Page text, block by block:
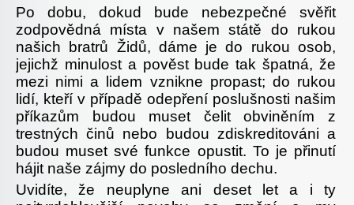
Po dobu, dokud bude nebezpečné svěřit
zodpovědná místa v našem státě do rukou
našich bratrů Židů, dáme je do rukou osob,
jejichž minulost a pověst bude tak špatná, že
mezi nimi a lidem vznikne propast; do rukou
lidí, kteří v případě odepření poslušnosti našim
příkazům budou muset čelit obviněním z
trestných činů nebo budou zdiskreditováni a
budou muset své funkce opustit. To je přinutí
hájit naše zájmy do posledního dechu.
Uvidíte, že neuplyne ani deset let a i ty